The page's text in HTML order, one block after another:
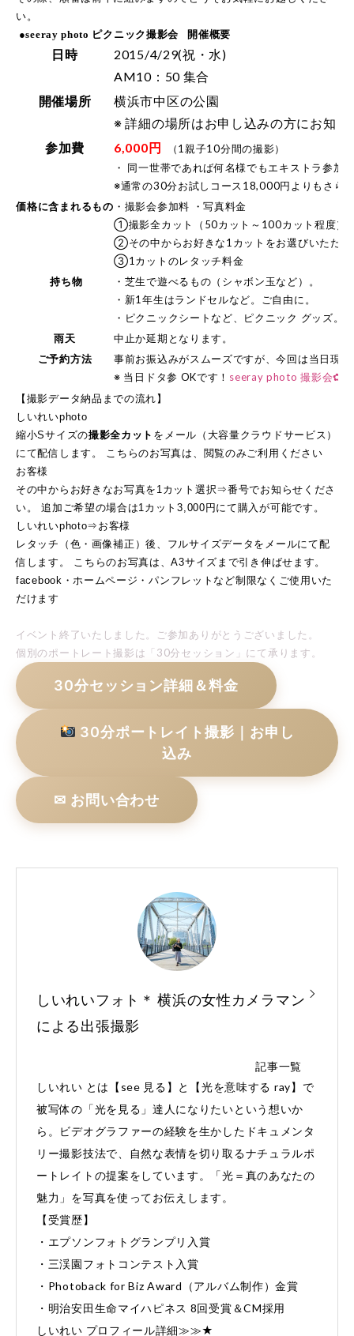
い。
●seeray photo ピクニック撮影会 開催概要
日時
2015/4/29(祝・水)
AM10：50 集合
開催場所
横浜市中区の公園
※ 詳細の場所はお申し込みの方にお知ら
参加費
6,000円 （1親子10分間の撮影）
・ 同一世帯であれば何名様でもエキストラ参加
※通常の30分お試しコース18,000円よりもさら
価格に含まれるもの ・撮影会参加料 ・写真料金
①撮影全カット（50カット～100カット程度）
②その中からお好きな1カットをお選びいただき
③1カットのレタッチ料金
持ち物
・芝生で遊べるもの（シャボン玉など）。
・新1年生はランドセルなど。ご自由に。
・ピクニックシートなど、ピクニック グッズ。
雨天
中止か延期となります。
ご予約方法
事前お振込みがスムーズですが、今回は当日現
※ 当日ドタ参 OKです！ seeray photo 撮影会✿お
【撮影データ納品までの流れ】
しいれいphoto
縮小Sサイズの撮影全カット をメール（大容量クラウドサービス）
にて配信します。 こちらのお写真は、閲覧のみご利用ください
お客様
その中からお好きなお写真を1カット選択⇒番号でお知らせくださ
い。 追加ご希望の場合は1カット3,000円にて購入が可能です。
しいれいphoto⇒お客様
レタッチ（色・画像補正）後、フルサイズデータをメールにて配
信します。 こちらのお写真は、A3サイズまで引き伸ばせます。
facebook・ホームページ・パンフレットなど制限なくご使用いた
だけます
イベント終了いたしました。ご参加ありがとうございました。
個別のポートレート撮影は「30分セッション」にて承ります。
30分セッション詳細＆料金
30分ポートレイト撮影｜お申し
込み
✉ お問い合わせ
しいれいフォト＊ 横浜の女性カメラマン
による出張撮影
記事一覧
しいれい とは【see 見る】と【光を意味する ray】で
被写体の「光を見る」達人になりたいという想いか
ら。ビデオグラファーの経験を生かしたドキュメンタ
リー撮影技法で、自然な表情を切り取るナチュラルポ
ートレイトの提案をしています。「光＝真のあなたの
魅力」を写真を使ってお伝えします。
【受賞歴】
・エプソンフォトグランプリ入賞
・三渓園フォトコンテスト入賞
・Photoback for Biz Award（アルバム制作）金賞
・明治安田生命マイハピネス 8回受賞＆CM採用
しいれい プロフィール詳細≫≫★